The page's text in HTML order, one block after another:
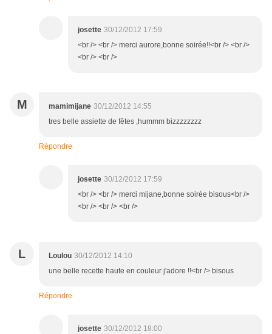
josette 30/12/2012 17:59
<br /> <br /> merci aurore,bonne soirée!!<br /> <br />
<br /> <br />
M mamimijane 30/12/2012 14:55
tres belle assiette de fêtes ,hummm bizzzzzzzz
Répondre
josette 30/12/2012 17:59
<br /> <br /> merci mijane,bonne soirée bisous<br />
<br /> <br /> <br />
L Loulou 30/12/2012 14:10
une belle recette haute en couleur j'adore !!<br /> bisous
Répondre
josette 30/12/2012 18:00